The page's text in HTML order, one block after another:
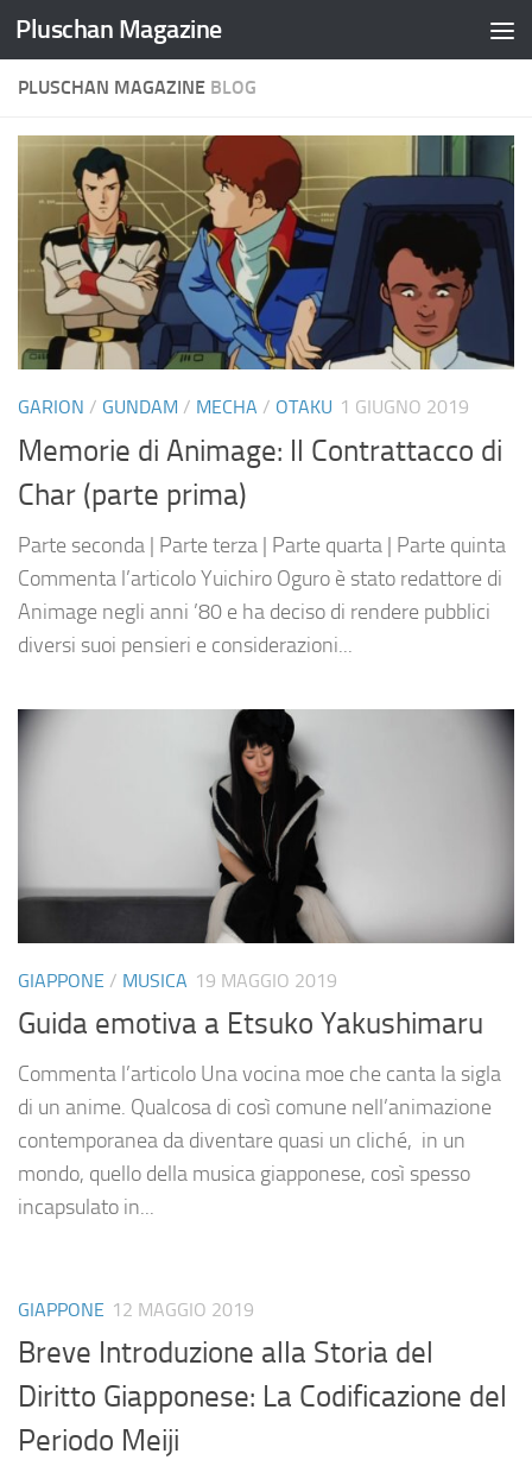
Salta al contenuto
Pluschan Magazine
PLUSCHAN MAGAZINE BLOG
GARION / GUNDAM / MECHA / OTAKU 1 GIUGNO 2019
Memorie di Animage: Il Contrattacco di
Char (parte prima)
Parte seconda | Parte terza | Parte quarta | Parte quinta
Commenta l’articolo Yuichiro Oguro è stato redattore di
Animage negli anni ’80 e ha deciso di rendere pubblici
diversi suoi pensieri e considerazioni...
GIAPPONE / MUSICA 19 MAGGIO 2019
Guida emotiva a Etsuko Yakushimaru
Commenta l’articolo Una vocina moe che canta la sigla
di un anime. Qualcosa di così comune nell’animazione
contemporanea da diventare quasi un cliché, in un
mondo, quello della musica giapponese, così spesso
incapsulato in...
GIAPPONE 12 MAGGIO 2019
Breve Introduzione alla Storia del
Diritto Giapponese: La Codificazione del
Periodo Meiji